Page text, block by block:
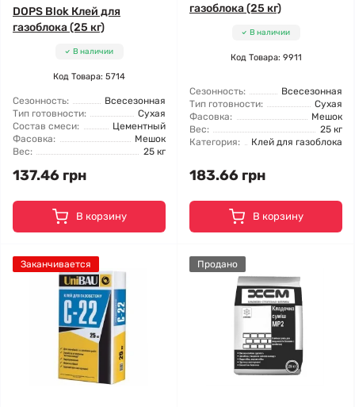
DOPS Blok Клей для
газоблока (25 кг)
В наличии
Код Товара: 5714
Сезонность:
Всесезонная
Тип готовности:
Сухая
Состав смеси:
Цементный
Фасовка:
Мешок
Вес:
25 кг
137.46 грн
В корзину
газоблока (25 кг)
В наличии
Код Товара: 9911
Сезонность:
Всесезонная
Тип готовности:
Сухая
Фасовка:
Мешок
Вес:
25 кг
Категория:
Клей для газоблока
183.66 грн
В корзину
Заканчивается Продано